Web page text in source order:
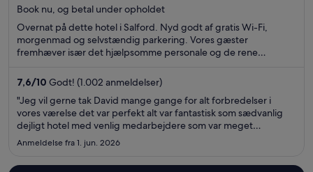
5
Book nu, og betal under opholdet
Overnat på dette hotel i Salford. Nyd godt af gratis Wi-Fi,
morgenmad og selvstændig parkering. Vores gæster
fremhæver især det hjælpsomme personale og de rene
Trafford og Salford Quays ligger i nærheden.
7,6/10 Godt! (1.002 anmeldelser)
"Jeg vil gerne tak David mange gange for alt forbredelser i
vores værelse det var perfekt alt var fantastisk som sædvanlig
dejligt hotel med venlig medarbejdere som var meget
hjælpsomme vi har haft et fantastisk weekend og jeg glæder
allerede til at komme tilbage igen"
Anmeldelse fra 1. jun. 2026